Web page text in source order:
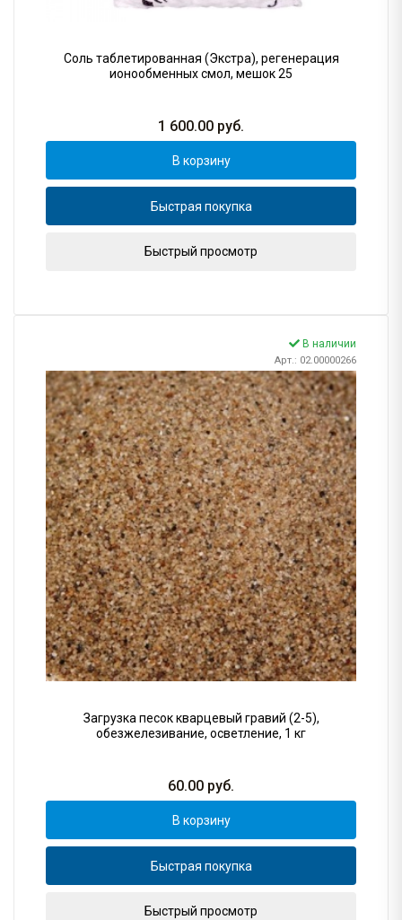
Соль таблетированная (Экстра), регенерация
ионообменных смол, мешок 25
1 600.00 руб.
В корзину
Быстрая покупка
Быстрый просмотр
В наличии
Арт.: 02.00000266
Загрузка песок кварцевый гравий (2-5),
обезжелезивание, осветление, 1 кг
60.00 руб.
В корзину
Быстрая покупка
Быстрый просмотр